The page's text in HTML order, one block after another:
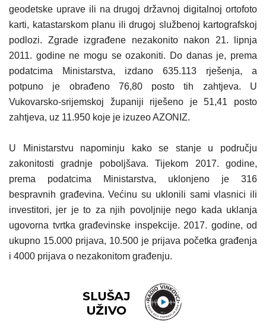
geodetske uprave ili na drugoj državnoj digitalnoj ortofoto
karti, katastarskom planu ili drugoj službenoj kartografskoj
podlozi. Zgrade izgrađene nezakonito nakon 21. lipnja
2011. godine ne mogu se ozakoniti. Do danas je, prema
podatcima Ministarstva, izdano 635.113 rješenja, a
potpuno je obrađeno 76,80 posto tih zahtjeva. U
Vukovarsko-srijemskoj županiji riješeno je 51,41 posto
zahtjeva, uz 11.950 koje je izuzeo AZONIZ.
U Ministarstvu napominju kako se stanje u području
zakonitosti gradnje poboljšava. Tijekom 2017. godine,
prema podatcima Ministarstva, uklonjeno je 316
bespravnih građevina. Većinu su uklonili sami vlasnici ili
investitori, jer je to za njih povoljnije nego kada uklanja
ugovorna tvrtka građevinske inspekcije. 2017. godine, od
ukupno 15.000 prijava, 10.500 je prijava početka građenja
i 4000 prijava o nezakonitom građenju.